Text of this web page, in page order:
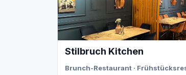
Stilbruch Kitchen
Brunch-Restaurant ·